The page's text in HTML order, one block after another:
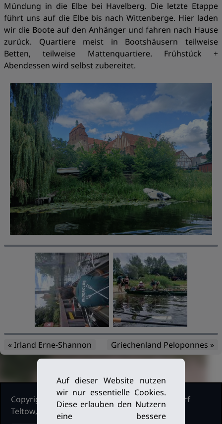
Mündung in die Elbe bei Havelberg. Die letzte Etappe
führt uns auf die Elbe bis nach Wittenberge. Hier laden
wir die Boote auf den Anhänger und fahren nach Hause
zurück. Quartiere meist in Bootshäusern teilweise
Betten, teilweise Mattenquartiere. Frühstück +
Abendessen wird selbst zubereitet.
« Irland Erne-Shannon Griechenland Peloponnes »
Copyright Ruderclub Kleinmachnow Stahnsdorf
Teltow, 2026. Alle Rechte vorbehalten.
Auf dieser Website nutzen
wir nur essentielle Cookies.
Diese erlauben den Nutzern
eine bessere